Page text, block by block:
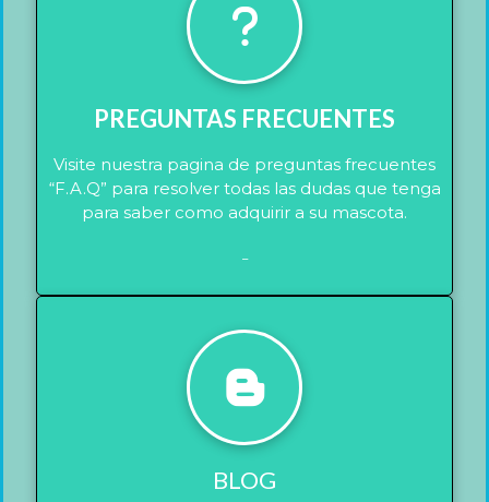
PREGUNTAS FRECUENTES
Visite nuestra pagina de preguntas frecuentes
“F.A.Q” para resolver todas las dudas que tenga
para saber como adquirir a su mascota.
BLOG